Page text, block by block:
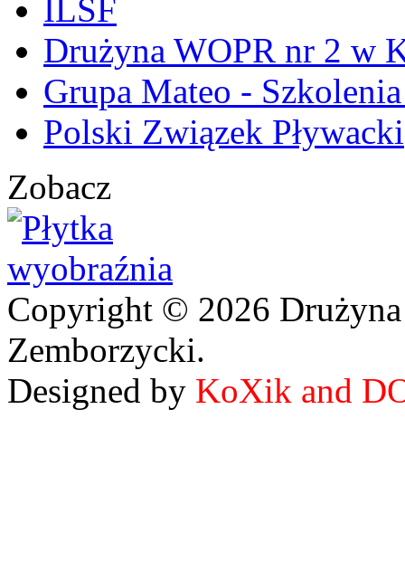
ILSF
Drużyna WOPR nr 2 w
Grupa Mateo -
Polski Związek Pływacki
Zobacz
Copyright © 2026
Zemborzycki.
Designed by KoXik and